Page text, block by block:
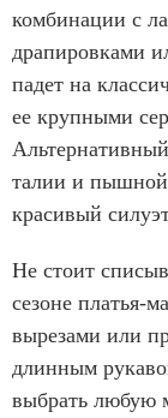
комбинации с
драпировками
падет на
ее крупными
талии и пышной
красивый
Не стоит
сезоне платья-
вырезами или
длинным
выбрать любую